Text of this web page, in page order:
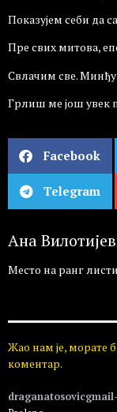
Показујем себи да
Пре свих митова,
Свлачим све.
Грлиш ме још увек
Facebook
Telegram
Ана
Место на ранг
Жао нам је, морате
коментар.